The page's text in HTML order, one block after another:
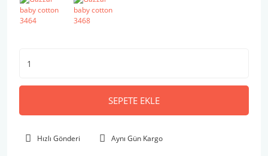
SEPETE EKLE
Hızlı Gönderi Aynı Gün Kargo